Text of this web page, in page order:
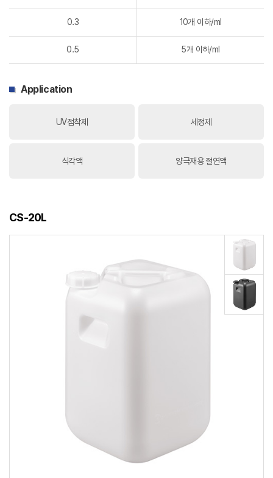
0.3 10개 이하/ml
0.5 5개 이하/ml
Application
UV점착제 세정제
식각액 양극재용 절연액
CS-20L